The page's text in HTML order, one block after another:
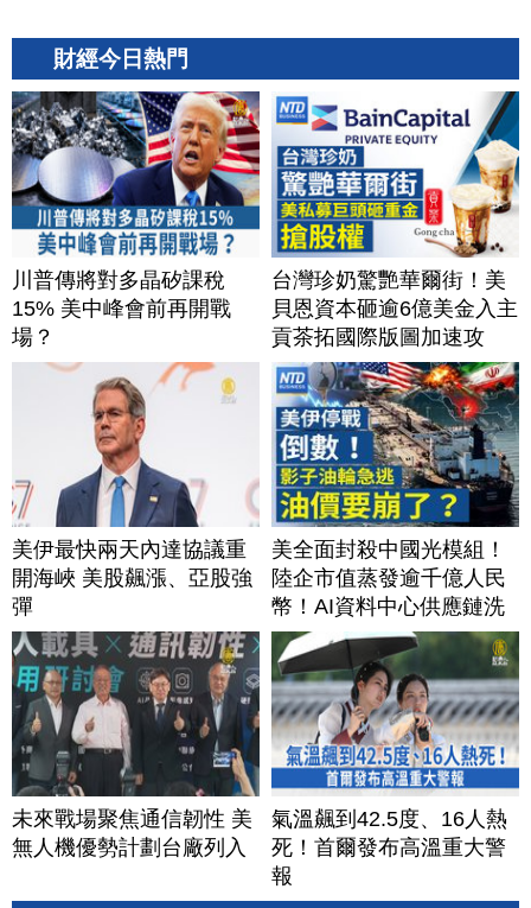
財經今日熱門
川普傳將對多晶矽課稅
15% 美中峰會前再開戰
場？
台灣珍奶驚艷華爾街！美
貝恩資本砸逾6億美金入主
貢茶拓國際版圖加速攻
美？｜#財經新聞｜
20260806(四)
美伊最快兩天內達協議重
開海峽 美股飆漲、亞股強
彈
美全面封殺中國光模組！
陸企市值蒸發逾千億人民
幣！AI資料中心供應鏈洗
牌？台灣喜迎轉單！成關
鍵樞紐？｜#財經新聞
│20260805 (三)
未來戰場聚焦通信韌性 美
無人機優勢計劃台廠列入
氣溫飆到42.5度、16人熱
死！首爾發布高溫重大警
報